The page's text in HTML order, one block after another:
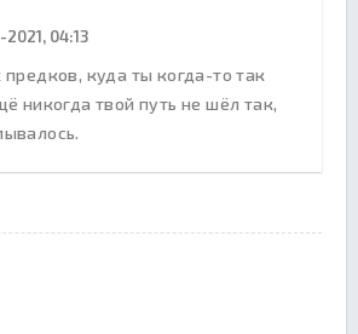
04:13
предков, куда ты когда-то так
никогда твой путь не шёл так,